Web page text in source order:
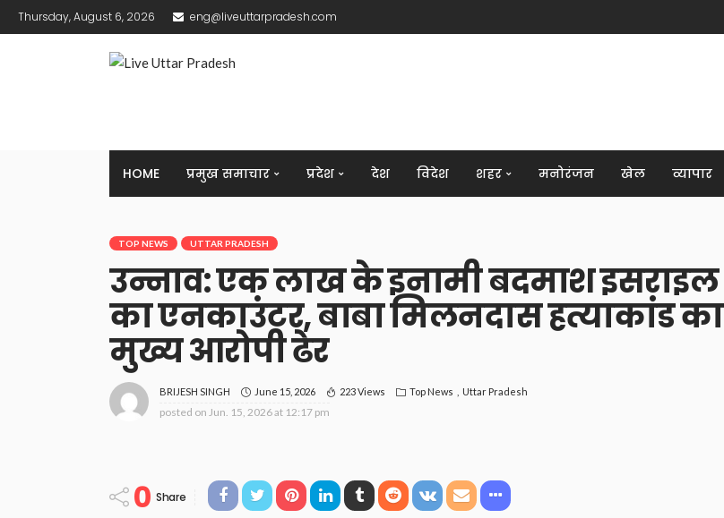
Thursday, August 6, 2026 eng@liveuttarpradesh.com
HOME प्रमुख समाचार प्रदेश देश विदेश शहर मनोरंजन खेल व्यापार
TOP NEWS UTTAR PRADESH
उन्नाव: एक लाख के इनामी बदमाश इसराइल
का एनकाउंटर, बाबा मिलनदास हत्याकांड का
मुख्य आरोपी ढेर
BRIJESH SINGH June 15, 2026 223 Views Top News Uttar Pradesh
posted on Jun. 15, 2026 at 12:17 pm
0 Share